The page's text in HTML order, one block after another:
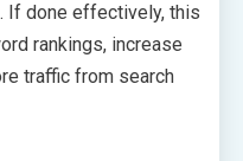
If done effectively, this
rankings, increase
traffic from search